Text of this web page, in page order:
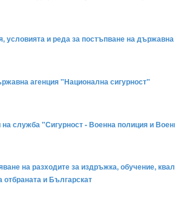
условията и реда за постъпване на
агенция "Национална сигурност"
служба "Сигурност - Военна полиция и
на разходите за издръжка, обучение,
отбраната и Българскат